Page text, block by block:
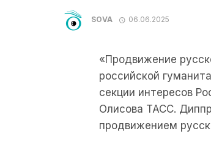
SOVA 06.06.2025
«Продвижение
российской
секции интересов
Олисова ТАСС.
продвижением